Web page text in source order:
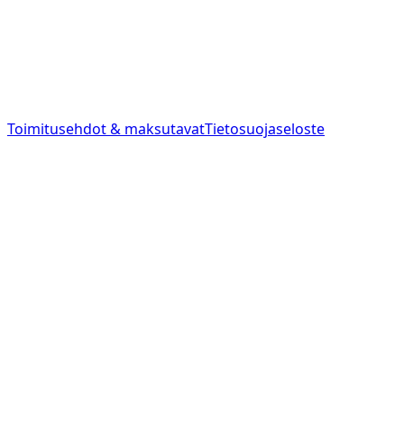
Toimitusehdot & maksutavatTietosuojaseloste